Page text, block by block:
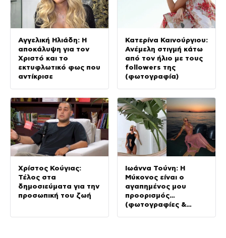
Αγγελική Ηλιάδη: Η
αποκάλυψη για τον
Χριστό και το
εκτυφλωτικό φως που
αντίκρισε
Κατερίνα Καινούργιου:
Ανέμελη στιγμή κάτω
από τον ήλιο με τους
followers της
(φωτογραφία)
Χρίστος Κούγιας:
Τέλος στα
δημοσιεύματα για την
προσωπική του ζωή
Ιωάννα Τούνη: Η
Μύκονος είναι ο
αγαπημένος μου
προορισμός…
(φωτογραφίες &